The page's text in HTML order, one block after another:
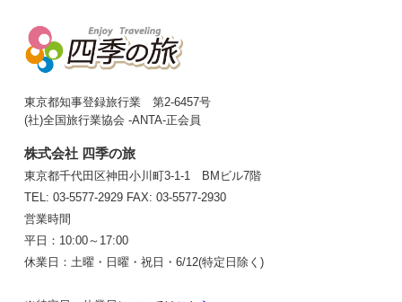
東京都知事登録旅行業 第2-6457号
(社)全国旅行業協会 -ANTA-正会員
株式会社 四季の旅
東京都千代田区神田小川町3-1-1 BMビル7階
TEL: 03-5577-2929FAX: 03-5577-2930
営業時間
平日：10:00～17:00
休業日：土曜・日曜・祝日・6/12(特定日除く)